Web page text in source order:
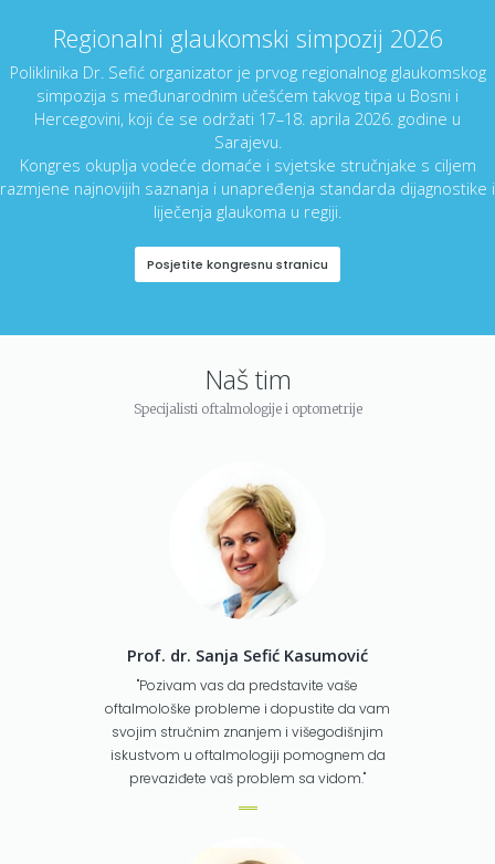
Regionalni glaukomski simpozij 2026
Poliklinika Dr. Sefić organizator je prvog regionalnog glaukomskog
simpozija s međunarodnim učešćem takvog tipa u Bosni i
Hercegovini, koji će se održati 17–18. aprila 2026. godine u
Sarajevu.
Kongres okuplja vodeće domaće i svjetske stručnjake s ciljem
razmjene najnovijih saznanja i unapređenja standarda dijagnostike i
liječenja glaukoma u regiji.
Posjetite kongresnu stranicu
Naš tim
Specijalisti oftalmologije i optometrije
Prof. dr. Sanja Sefić Kasumović
"Pozivam vas da predstavite vaše
oftalmološke probleme i dopustite da vam
svojim stručnim znanjem i višegodišnjim
iskustvom u oftalmologiji pomognem da
prevaziđete vaš problem sa vidom."